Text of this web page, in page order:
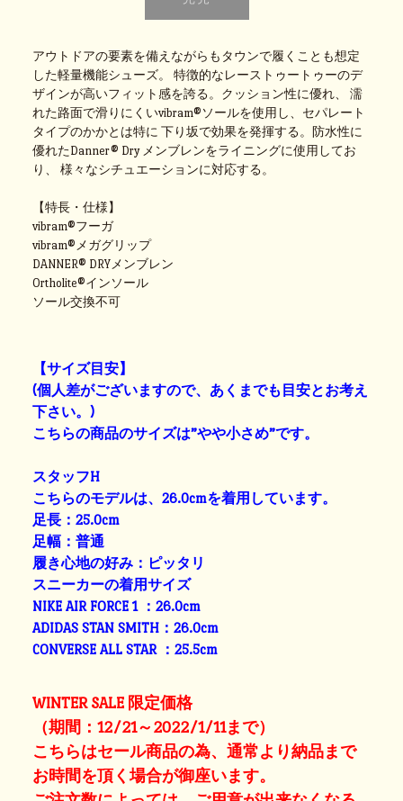
アウトドアの要素を備えながらもタウンで履くことも想定
した軽量機能シューズ。 特徴的なレーストゥートゥーのデ
ザインが高いフィット感を誇る。クッション性に優れ、 濡
れた路面で滑りにくいvibram®ソールを使用し、セパレート
タイプのかかとは特に 下り坂で効果を発揮する。防水性に
優れたDanner® Dry メンブレンをライニングに使用してお
り、 様々なシチュエーションに対応する。
【特長・仕様】
vibram®フーガ
vibram®メガグリップ
DANNER® DRYメンブレン
Ortholite®インソール
ソール交換不可
【サイズ目安】
(個人差がございますので、あくまでも目安とお考え
下さい。)
こちらの商品のサイズは”やや小さめ”です。
スタッフH
こちらのモデルは、26.0cmを着用しています。
足長：25.0cm
足幅：普通
履き心地の好み：ピッタリ
スニーカーの着用サイズ
NIKE AIR FORCE 1 ：26.0cm
ADIDAS STAN SMITH：26.0cm
CONVERSE ALL STAR ：25.5cm
WINTER SALE 限定価格
（期間：12/21～2022/1/11まで）
こちらはセール商品の為、通常より納品まで
お時間を頂く場合が御座います。